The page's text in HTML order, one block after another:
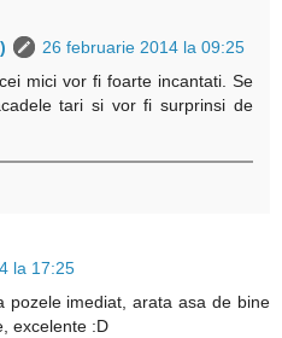
26 februarie 2014 la 09:25
mici vor fi foarte incantati. Se
tari si vor fi surprinsi de
la 17:25
pozele imediat, arata asa de bine
excelente :D